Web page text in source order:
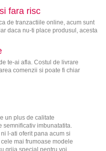
fara risc
de tranzactiile online, acum sunt
daca nu-ti place produsul, acesta
te-ai afla. Costul de livrare
comenzii si poate fi chiar
un plus de calitate
semnificativ imbunatatita.
l-ati oferit pana acum si
mai frumoase modele
grija special pentru voi.